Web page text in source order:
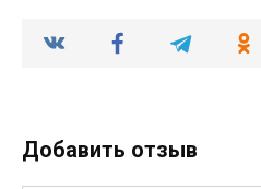
Добавить отзыв